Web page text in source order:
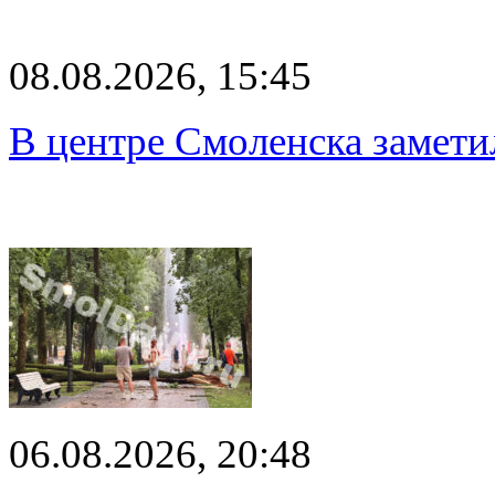
08.08.2026, 15:45
В центре Смоленска
06.08.2026, 20:48